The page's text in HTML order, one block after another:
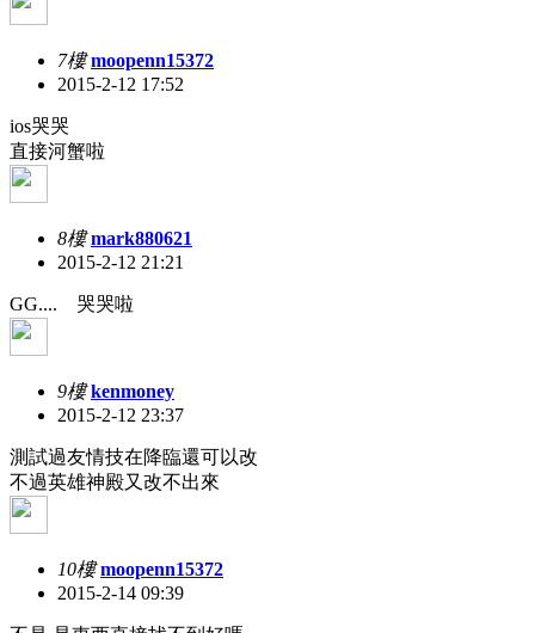
7樓 moopenn15372
2015-2-12 17:52
ios哭哭
直接河蟹啦
8樓 mark880621
2015-2-12 21:21
GG.... 哭哭啦
9樓 kenmoney
2015-2-12 23:37
測試過友情技在降臨還可以改
不過英雄神殿又改不出來
10樓 moopenn15372
2015-2-14 09:39